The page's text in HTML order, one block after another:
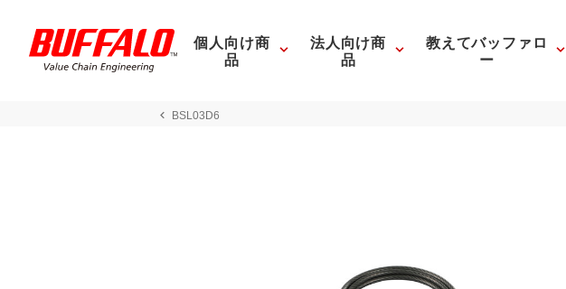
個人向け商
品
法人向け商
品
教えてバッファロ
ー
BSL03D6